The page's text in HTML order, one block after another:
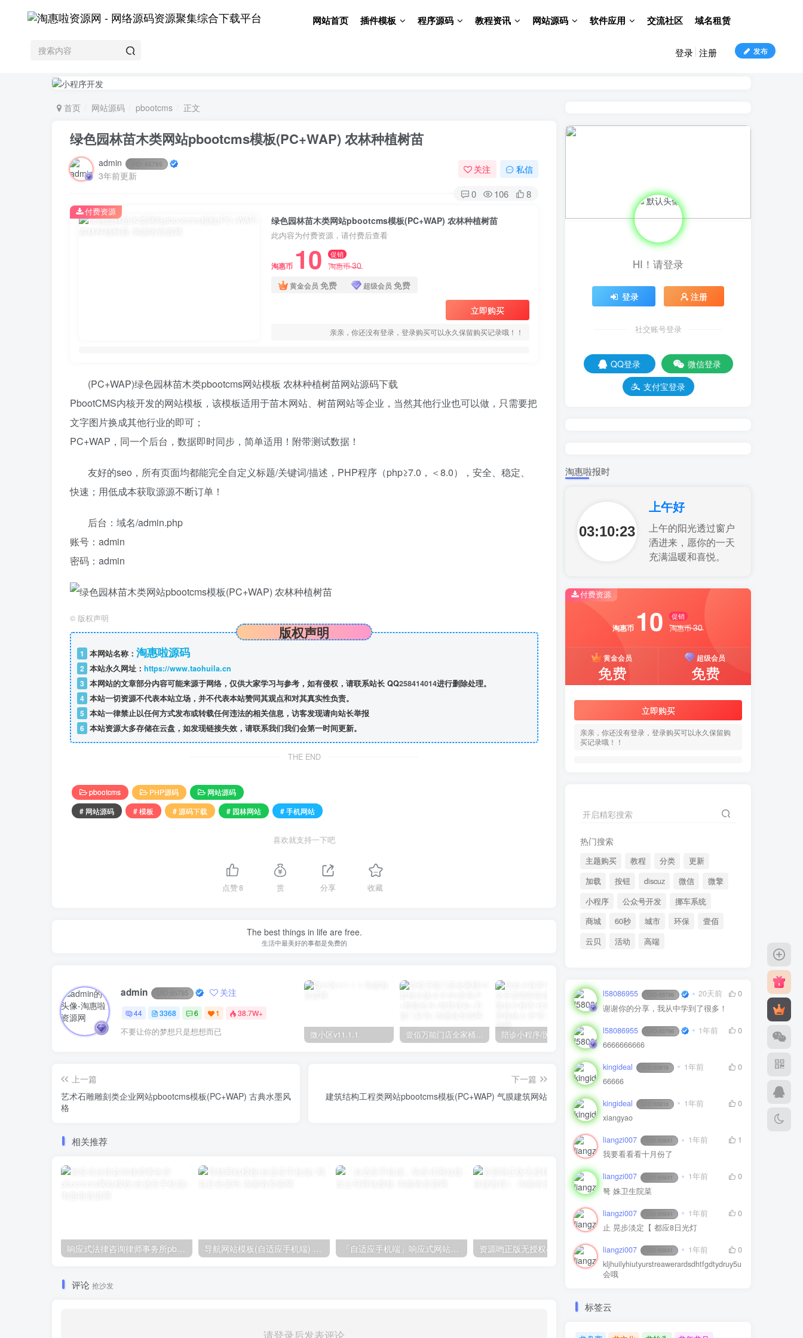
网站首页 插件模板 程序源码 教程资讯 网站源码 软件应用 交流社区 域名租赁
发布
登录 注册
首页 网站源码 pbootcms 正文
绿色园林苗木类网站pbootcms模板(PC+WAP) 农林种植树苗
admin 65785
3年前更新
关注 私信
0 106 8
绿色园林苗木类网站pbootcms模板(PC+WAP) 农林种植树苗
此内容为付费资源，请付费后查看
淘惠币 10 促销
淘惠币30
黄金会员 免费 超级会员 免费
立即购买
亲亲，你还没有登录，登录购买可以永久保留购买记录哦！！
付费资源
(PC+WAP)绿色园林苗木类pbootcms网站模板 农林种植树苗网站源码下载
PbootCMS内核开发的网站模板，该模板适用于苗木网站、树苗网站等企业，当然其他行业也可以做，只需要把
文字图片换成其他行业的即可；
PC+WAP，同一个后台，数据即时同步，简单适用！附带测试数据！
友好的seo，所有页面均都能完全自定义标题/关键词/描述，PHP程序（php≥7.0，＜8.0），安全、稳定、
快速；用低成本获取源源不断订单！
后台：域名/admin.php
账号：admin
密码：admin
© 版权声明
版权声明
1 本网站名称： 淘惠啦源码
2 本站永久网址： https://www.taohuila.cn
3 本网站的文章部分内容可能来源于网络，仅供大家学习与参考，如有侵权，请联系站长 QQ258414014进行删除处理。
4 本站一切资源不代表本站立场，并不代表本站赞同其观点和对其真实性负责。
5 本站一律禁止以任何方式发布或转载任何违法的相关信息，访客发现请向站长举报
6 本站资源大多存储在云盘，如发现链接失效，请联系我们我们会第一时间更新。
THE END
pbootcms PHP源码
网站源码
# 网站源码
# 模板 # 源码下载 # 园林网站 # 手机网站
喜欢就支持一下吧
点赞8 赏 分享 收藏
The best things in life are free.
生活中最美好的事都是免费的
admin 65785 关注
44 3368 6 1 38.7W+
不要让你的梦想只是想想而已 微小区v11.1.1 陪诊小程序/医院陪诊/全开源嘀嗒陪诊源码/原生微信小程序/代排队取药/照顾病人/护理 啦啦外卖v45.9至尊稳定运营独立版+App+小程序前端（头像&定位修复版）
上一篇
艺术石雕雕刻类企业网站pbootcms模板(PC+WAP) 古典水墨风
格
下一篇
建筑结构工程类网站pbootcms模板(PC+WAP) 气膜建筑网站
相关推荐
响应式法律咨询律师事务所pbootcms网站模板(自适应手机端) 资源哟正版无授权模版源码（含搭建教程） 最新全开源版本 网站自助广告投放系统源码
评论 抢沙发
请登录后发表评论
HI！请登录
登录 注册
社交账号登录
QQ登录
微信登录
支付宝登录
淘惠啦报时
03:10:24
上午好
上午的阳光透过窗户
洒进来，愿你的一天
充满温暖和喜悦。
付费资源
淘惠币 10 促销
淘惠币30
黄金会员
免费
超级会员
免费
立即购买
亲亲，你还没有登录，登录购买可以永久保留购
买记录哦！！
开启精彩搜索
热门搜索
主题购买 教程 分类
更新
加载
按钮 discuz 微信
微擎
小程序
公众号开发
挪车系统
商城
60秒 城市 环保
壹佰
云贝
活动 高端
l58086955 65796 20天前
0
谢谢你的分享，我从中学到了很多！
l58086955 65796 1年前
0
6666666666
kingideal 65816 1年前
0
66666
kingideal 65816 1年前
0
xiangyao
liangzi007 65841 1年前
1
我要看看看十月份了
liangzi007 65841 1年前
0
弩 姝卫生院菜
liangzi007 65841 1年前
0
止 晃步淡定【 都应8日光灯
liangzi007 65841 1年前
0
kljhuilyhiutyurstreawerardsdhtfgdtydruy5u
会哦
标签云